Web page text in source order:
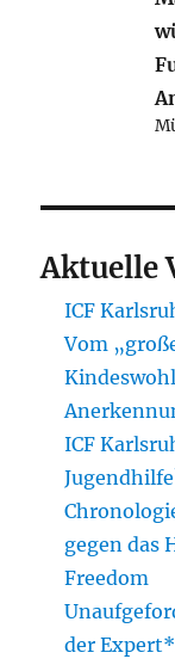
Aktuelle
ICF
Vom
ICF
gegen das
Freedom
der